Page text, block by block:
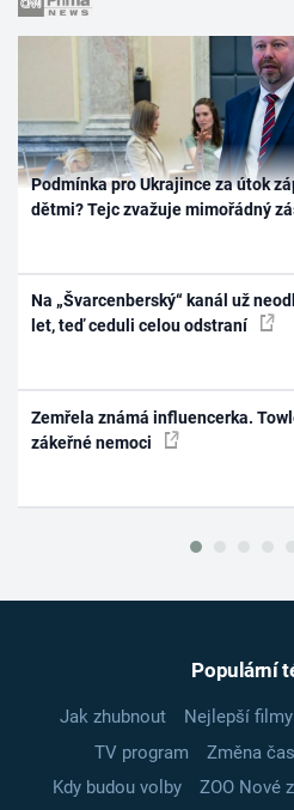
Podmínka pro Ukrajince za útok
dětmi? Tejc zvažuje mimořádný
Na „Švarcenberský“ kanál už
let, teď ceduli celou odstraní
Zemřela známá influencerka.
zákeřné nemoci
Populární
Jak zhubnout Nejlepší
TV program
Změna
Kdy budou volby
ZOO Nové